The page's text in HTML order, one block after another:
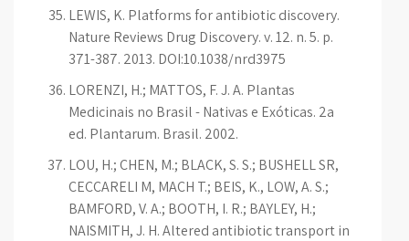
LEWIS, K. Platforms for antibiotic discovery.
Nature Reviews Drug Discovery. v. 12. n. 5. p.
371-387. 2013. DOI:10.1038/nrd3975
LORENZI, H.; MATTOS, F. J. A. Plantas
Medicinais no Brasil - Nativas e Exóticas. 2a
ed. Plantarum. Brasil. 2002.
LOU, H.; CHEN, M.; BLACK, S. S.; BUSHELL SR,
CECCARELI M, MACH T.; BEIS, K., LOW, A. S.;
BAMFORD, V. A.; BOOTH, I. R.; BAYLEY, H.;
NAISMITH, J. H. Altered antibiotic transport in